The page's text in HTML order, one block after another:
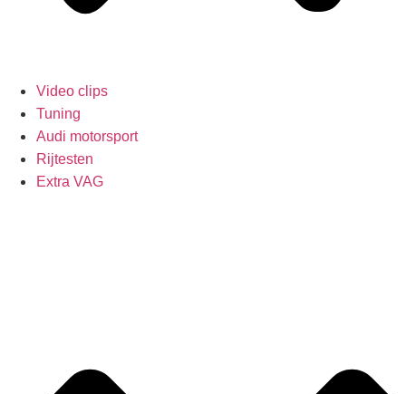
Video clips
Tuning
Audi motorsport
Rijtesten
Extra VAG